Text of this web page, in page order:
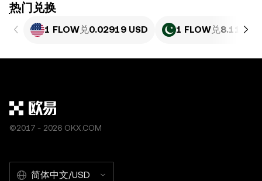
ִִִִִִִִִִִִִִִִִִִִִִִִִִִִִִִִִִִִִִִִִִִִִִִִ热门兑换
1 FLOW兑0.02919 USD 1 FLOW兑8.111
©2017 - 2026 OKX.COM
简体中文/USD